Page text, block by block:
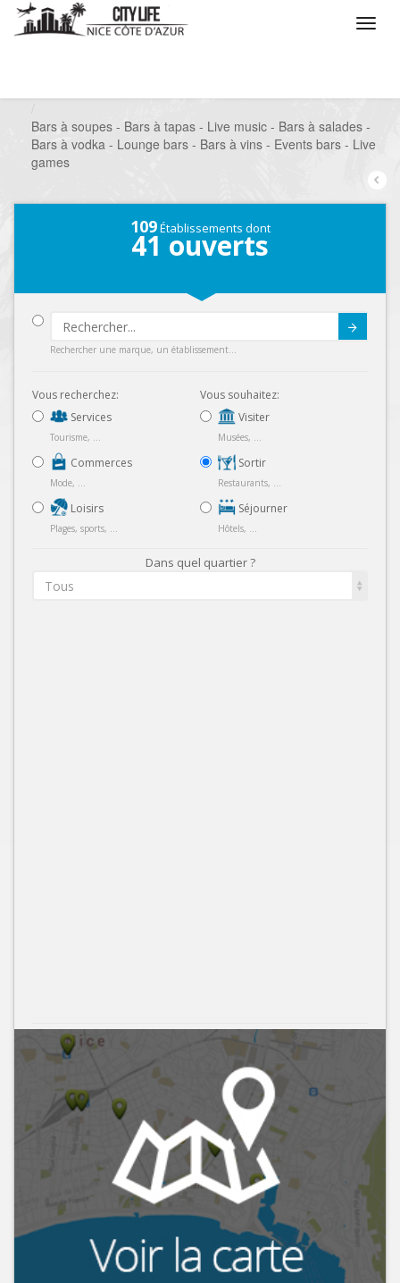
Bars à soupes - Bars à tapas - Live music - Bars à salades -
Bars à vodka - Lounge bars - Bars à vins - Events bars - Live
games
109Établissements dont
41 ouverts
Rechercher une marque, un établissement...
Vous recherchez:
Services
Tourisme, ...
Commerces
Mode, ...
Loisirs
Plages, sports, ...
Vous souhaitez:
Visiter
Musées, ...
Sortir
Restaurants, ...
Séjourner
Hôtels, ...
Dans quel quartier ?
Tous